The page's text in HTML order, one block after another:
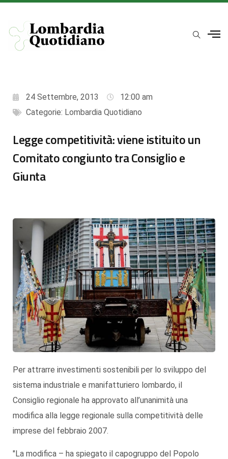
24 Settembre, 2013
12:00 am
Categorie: Lombardia Quotidiano
Legge competitività: viene istituito un
Comitato congiunto tra Consiglio e
Giunta
Per attrarre investimenti sostenibili per lo sviluppo del
sistema industriale e manifatturiero lombardo, il
Consiglio regionale ha approvato all’unanimità una
modifica alla legge regionale sulla competitività delle
imprese del febbraio 2007.
"La modifica – ha spiegato il capogruppo del Popolo